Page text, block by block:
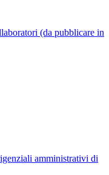
(da pubblicare in
amministrativi di